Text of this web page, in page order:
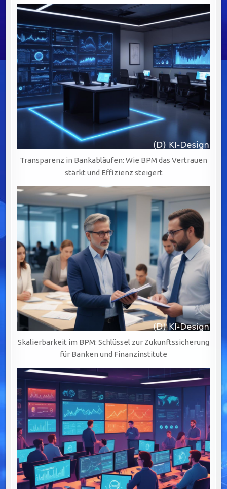
Transparenz in Bankabläufen: Wie BPM das Vertrauen
stärkt und Effizienz steigert
Skalierbarkeit im BPM: Schlüssel zur Zukunftssicherung
für Banken und Finanzinstitute